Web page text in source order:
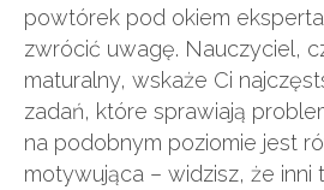
powtórek pod okiem
zwrócić uwagę. Nauczyciel,
maturalny, wskaże Ci
zadań, które sprawiają
na podobnym poziomie jest
motywująca – widzisz, że inni